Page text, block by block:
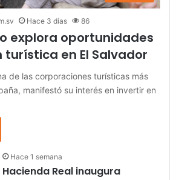
Hace 3 días 86
explora oportunidades
turística en El Salvador
de las corporaciones turísticas más
manifestó su interés en invertir en
Hace 1 semana
Hacienda Real inaugura